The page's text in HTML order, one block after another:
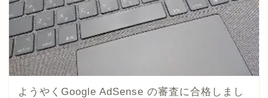
ようやくGoogle AdSense の審査に合格しまし